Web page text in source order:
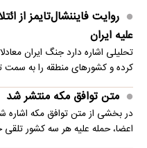
روایت فایننشال‌تایمز از
علیه ایران
تحلیلی اشاره دارد جنگ ایران
کرده و کشورهای منطقه را به
متن توافق مکه منتشر شد
در بخشی از متن توافق مکه اشاره
اعضا، حمله علیه هر سه کشور